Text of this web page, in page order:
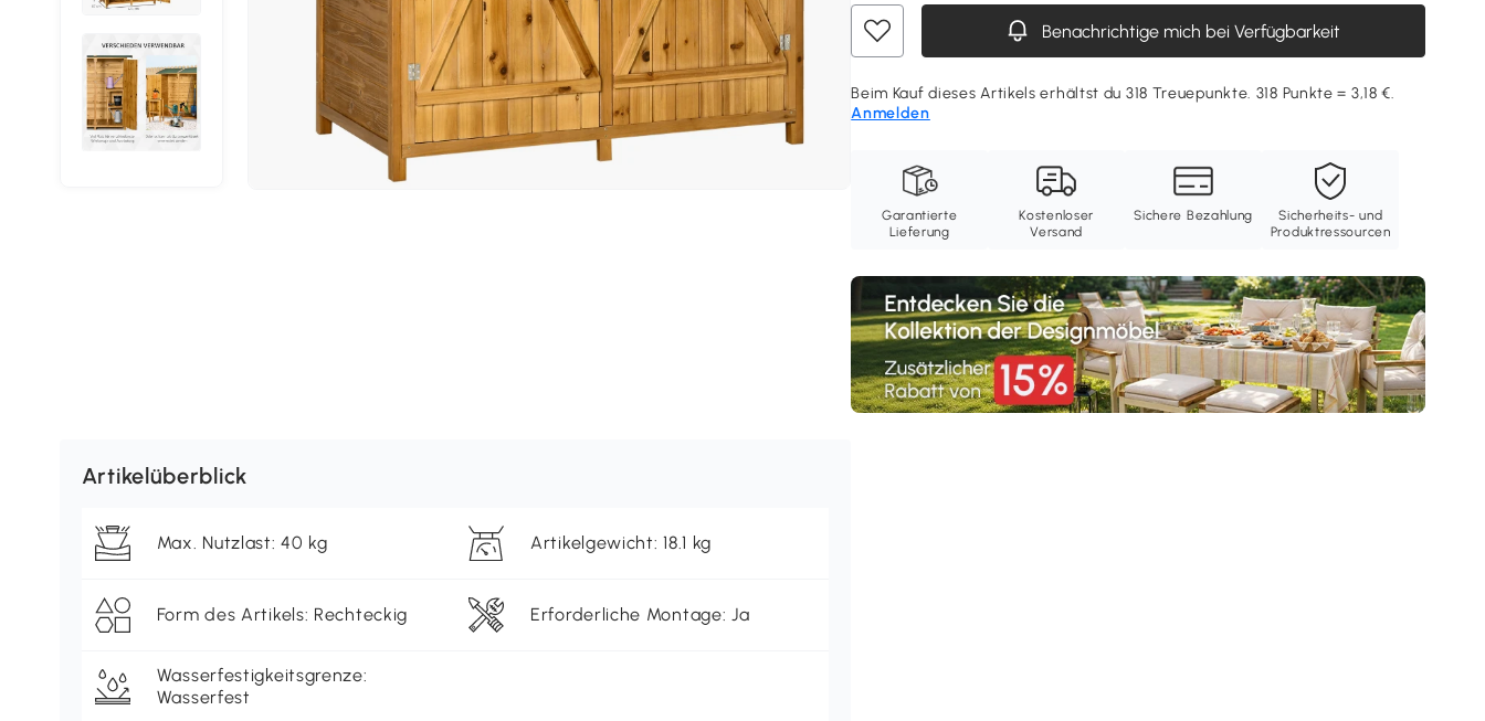
Benachrichtige mich bei Verfügbarkeit
Beim Kauf dieses Artikels erhältst du 318 Treuepunkte. 318 Punkte = 3,18 €.
Anmelden
Garantierte
Lieferung
Kostenloser
Versand
Sichere Bezahlung
Sicherheits- und
Produktressourcen
Artikelüberblick
Max. Nutzlast: 40 kg Artikelgewicht: 18.1 kg
Form des Artikels: Rechteckig Erforderliche Montage: Ja
Wasserfestigkeitsgrenze:
Wasserfest